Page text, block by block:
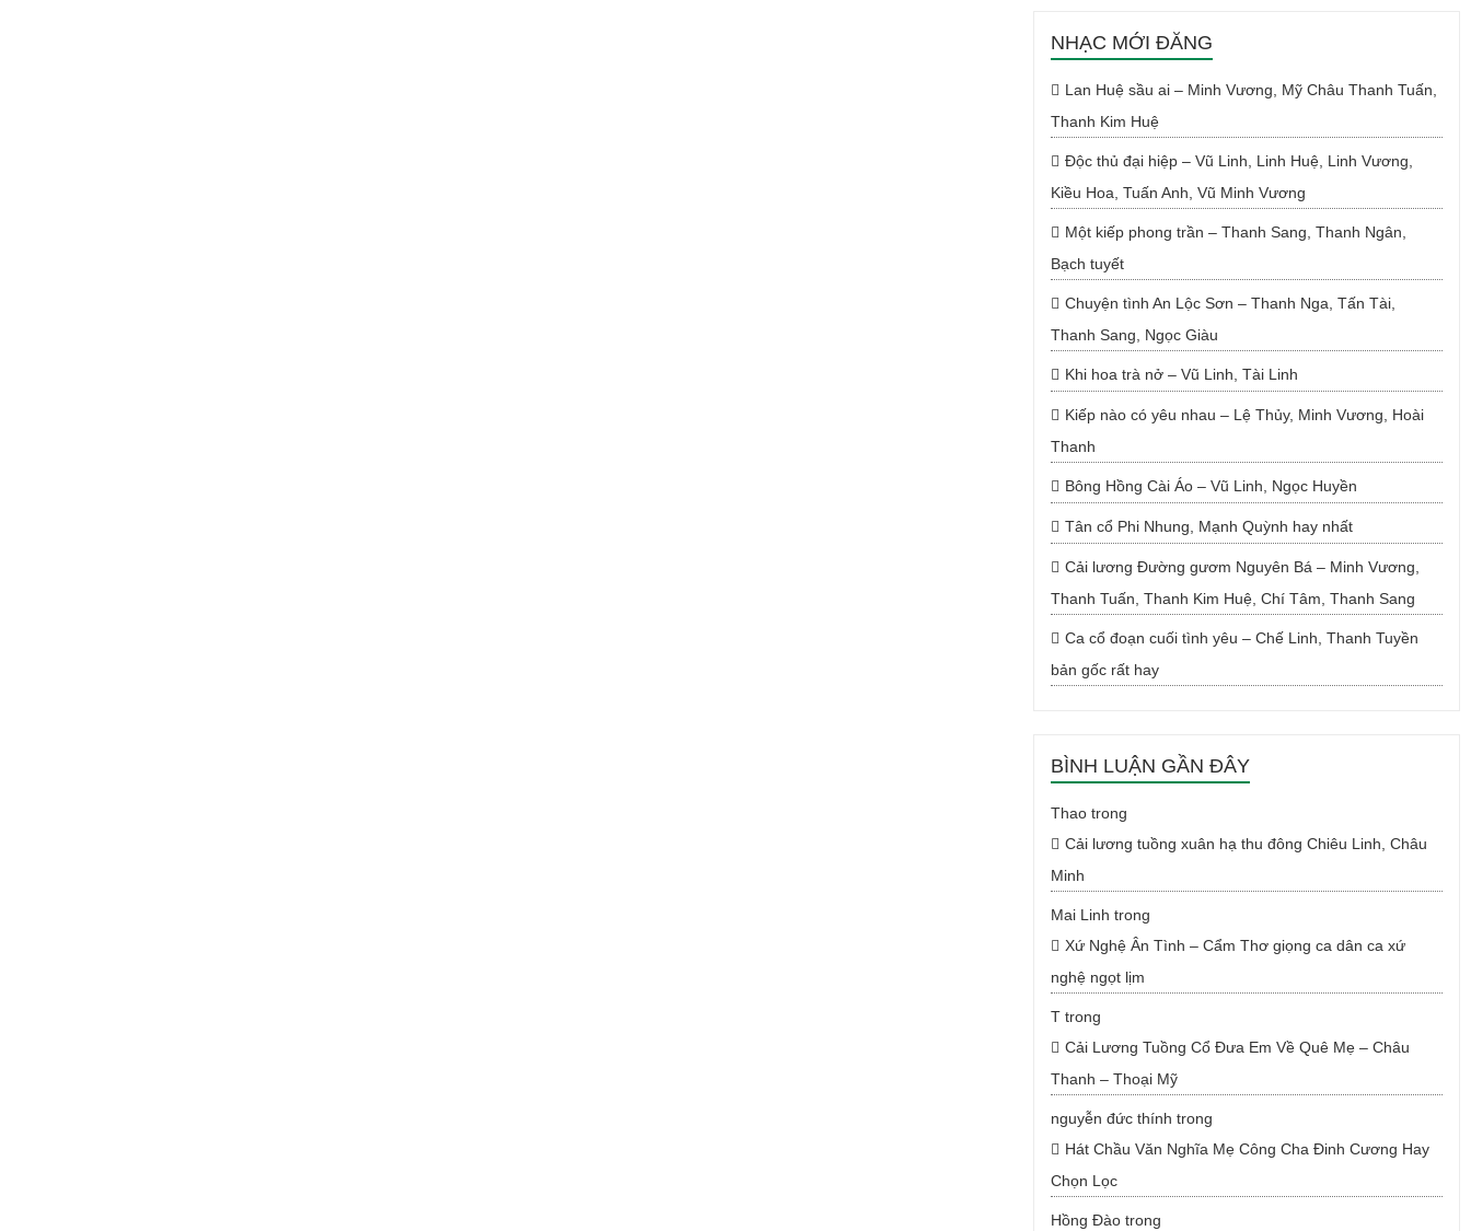
NHẠC MỚI ĐĂNG
Lan Huệ sầu ai – Minh Vương, Mỹ Châu Thanh Tuấn,
Thanh Kim Huệ
Độc thủ đại hiệp – Vũ Linh, Linh Huệ, Linh Vương,
Kiều Hoa, Tuấn Anh, Vũ Minh Vương
Một kiếp phong trần – Thanh Sang, Thanh Ngân,
Bạch tuyết
Chuyện tình An Lộc Sơn – Thanh Nga, Tấn Tài,
Thanh Sang, Ngọc Giàu
Khi hoa trà nở – Vũ Linh, Tài Linh
Kiếp nào có yêu nhau – Lệ Thủy, Minh Vương, Hoài
Thanh
Bông Hồng Cài Áo – Vũ Linh, Ngọc Huyền
Tân cổ Phi Nhung, Mạnh Quỳnh hay nhất
Cải lương Đường gươm Nguyên Bá – Minh Vương,
Thanh Tuấn, Thanh Kim Huệ, Chí Tâm, Thanh Sang
Ca cổ đoạn cuối tình yêu – Chế Linh, Thanh Tuyền
bản gốc rất hay
BÌNH LUẬN GẦN ĐÂY
Thaotrong
Cải lương tuồng xuân hạ thu đông Chiêu Linh, Châu
Minh
Mai Linh trong
Xứ Nghệ Ân Tình – Cẩm Thơ giọng ca dân ca xứ
nghệ ngọt lịm
Ttrong
Cải Lương Tuồng Cổ Đưa Em Về Quê Mẹ – Châu
Thanh – Thoại Mỹ
nguyễn đức thính trong
Hát Chầu Văn Nghĩa Mẹ Công Cha Đinh Cương Hay
Chọn Lọc
Hồng Đàotrong